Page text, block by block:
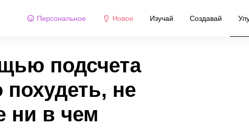
Персональное Новое Изучай Создавай
подсчета
не
ни в чем